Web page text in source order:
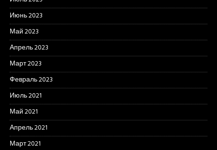
Июнь 2023
Май 2023
Апрель 2023
Март 2023
Февраль 2023
Июль 2021
Май 2021
Апрель 2021
Март 2021